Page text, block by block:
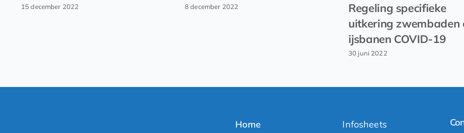
15 december 2022 8 december 2022
Regeling specifieke
uitkering zwembaden
ijsbanen COVID-19
30 juni 2022
Home Infosheets